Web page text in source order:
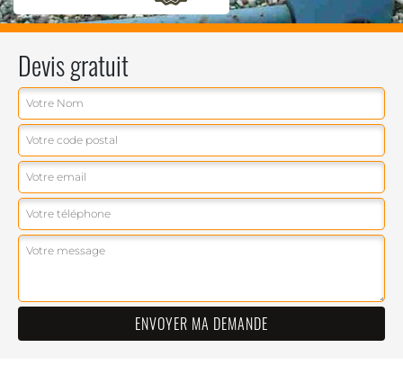
Devis gratuit